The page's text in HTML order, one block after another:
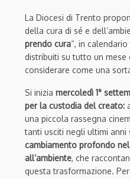
La Diocesi di Trento
della cura di sé e
prendo cura“, in calendario
distribuiti su tutto un mese
considerare come una
Si inizia mercoledì 1°
per la custodia del creato:
una piccola rassegna
tanti usciti negli ultimi anni
cambiamento profondo
all’ambiente, che
questa trasformazione.